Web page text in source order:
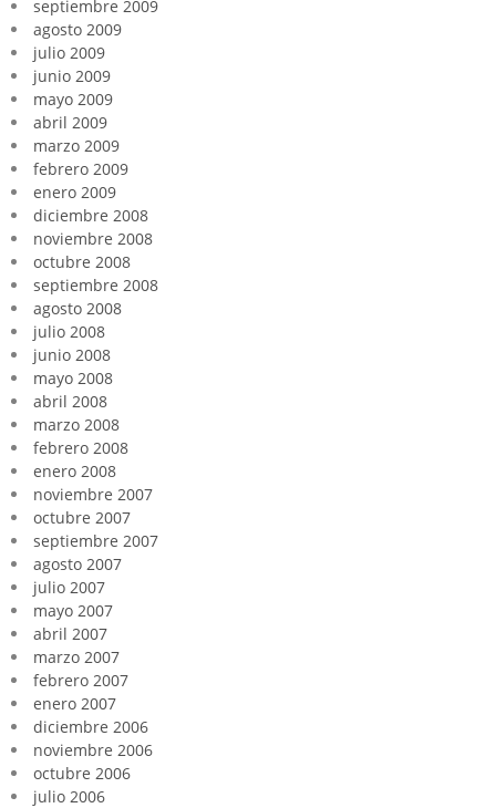
septiembre 2009
agosto 2009
julio 2009
junio 2009
mayo 2009
abril 2009
marzo 2009
febrero 2009
enero 2009
diciembre 2008
noviembre 2008
octubre 2008
septiembre 2008
agosto 2008
julio 2008
junio 2008
mayo 2008
abril 2008
marzo 2008
febrero 2008
enero 2008
noviembre 2007
octubre 2007
septiembre 2007
agosto 2007
julio 2007
mayo 2007
abril 2007
marzo 2007
febrero 2007
enero 2007
diciembre 2006
noviembre 2006
octubre 2006
julio 2006